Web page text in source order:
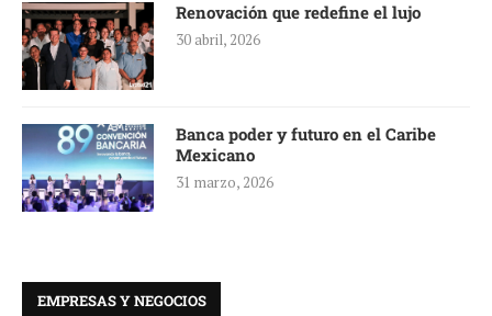
Renovación que redefine el lujo
30 abril, 2026
Banca poder y futuro en el Caribe
Mexicano
31 marzo, 2026
EMPRESAS Y NEGOCIOS